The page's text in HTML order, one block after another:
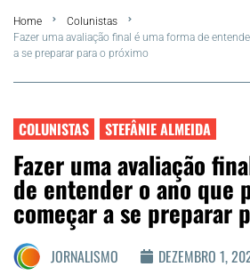
FLA Araru 2026
Araruama
Região dos Lagos
Agenda Cultural
Colunistas
Home
Colunistas
Fazer uma avaliação final é uma forma de
a se preparar para o próximo
COLUNISTAS STEFÂNIE ALMEIDA
Fazer uma avaliação
de entender o ano que
começar a se preparar
JORNALISMO DEZEMBRO 1,